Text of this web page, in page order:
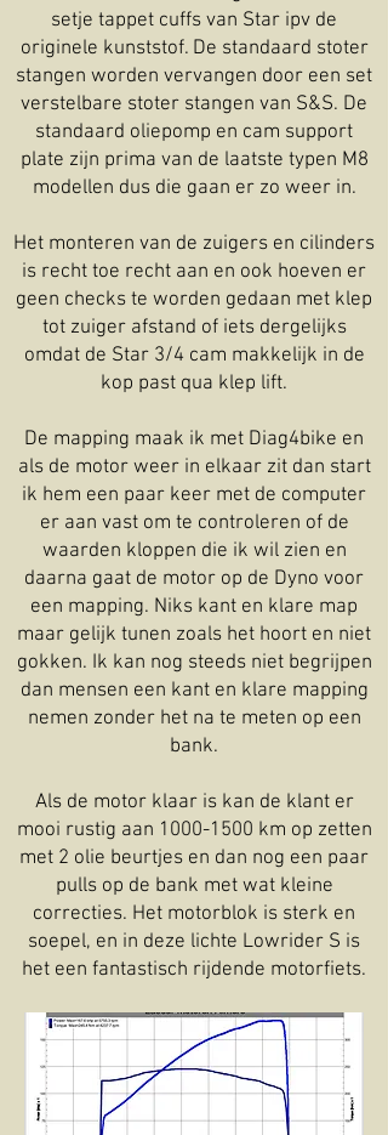
setje tappet cuffs van Star ipv de
originele kunststof. De standaard stoter
stangen worden vervangen door een set
verstelbare stoter stangen van S&S. De
standaard oliepomp en cam support
plate zijn prima van de laatste typen M8
modellen dus die gaan er zo weer in.
Het monteren van de zuigers en cilinders
is recht toe recht aan en ook hoeven er
geen checks te worden gedaan met klep
tot zuiger afstand of iets dergelijks
omdat de Star 3/4 cam makkelijk in de
kop past qua klep lift.
De mapping maak ik met Diag4bike en
als de motor weer in elkaar zit dan start
ik hem een paar keer met de computer
er aan vast om te controleren of de
waarden kloppen die ik wil zien en
daarna gaat de motor op de Dyno voor
een mapping. Niks kant en klare map
maar gelijk tunen zoals het hoort en niet
gokken. Ik kan nog steeds niet begrijpen
dan mensen een kant en klare mapping
nemen zonder het na te meten op een
bank.
Als de motor klaar is kan de klant er
mooi rustig aan 1000-1500 km op zetten
met 2 olie beurtjes en dan nog een paar
pulls op de bank met wat kleine
correcties. Het motorblok is sterk en
soepel, en in deze lichte Lowrider S is
het een fantastisch rijdende motorfiets.